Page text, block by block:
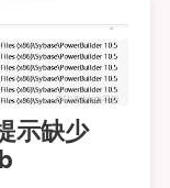
示缺少